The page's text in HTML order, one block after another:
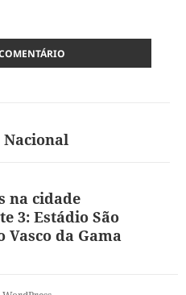
Nacional
na cidade
3: Estádio São
Vasco da Gama